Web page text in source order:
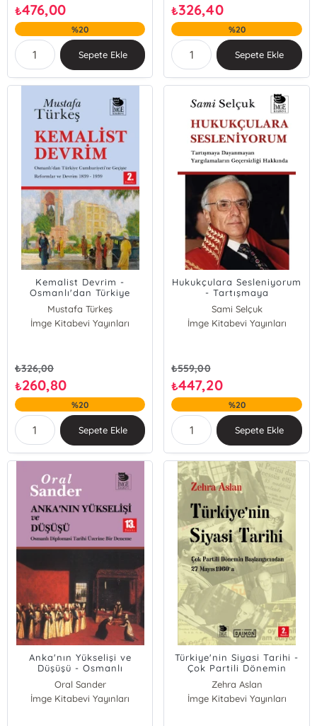
₺476,00
%20
Sepete Ekle
₺326,40
%20
Sepete Ekle
Kemalist Devrim -
Osmanlı'dan Türkiye
Cumhuriyeti'ne Geçişte
Reformlar ve Devrim 1839
- 1939
Mustafa Türkeş
İmge Kitabevi Yayınları
₺326,00
₺260,80
%20
Sepete Ekle
Hukukçulara Sesleniyorum
- Tartışmaya
Dayanmayan
Yargılamaların
Geçersizliği Hakkında
Sami Selçuk
İmge Kitabevi Yayınları
₺559,00
₺447,20
%20
Sepete Ekle
Anka'nın Yükselişi ve
Düşüşü - Osmanlı
Diplomasi Tarihi Üzerine
Bir Deneme
Oral Sander
İmge Kitabevi Yayınları
Türkiye'nin Siyasi Tarihi -
Çok Partili Dönemin
Başlangıcından 27 Mayıs
1960'a
Zehra Aslan
İmge Kitabevi Yayınları